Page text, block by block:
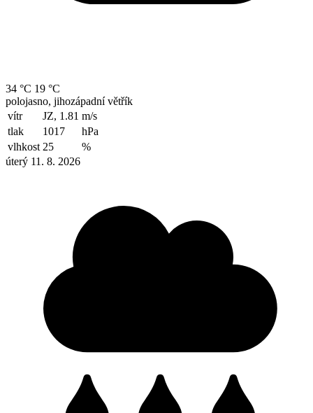
34 °C 19 °C
polojasno, jihozápadní větřík
vítr
JZ, 1.81 m/s
tlak
1017
hPa
vlhkost 25
%
úterý 11. 8. 2026